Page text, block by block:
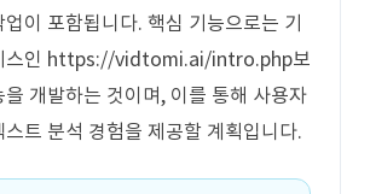
이 포함됩니다. 핵심 기능으로는 기
스인 https://vidtomi.ai/intro.php보
을 개발하는 것이며, 이를 통해 사용자
트 분석 경험을 제공할 계획입니다.